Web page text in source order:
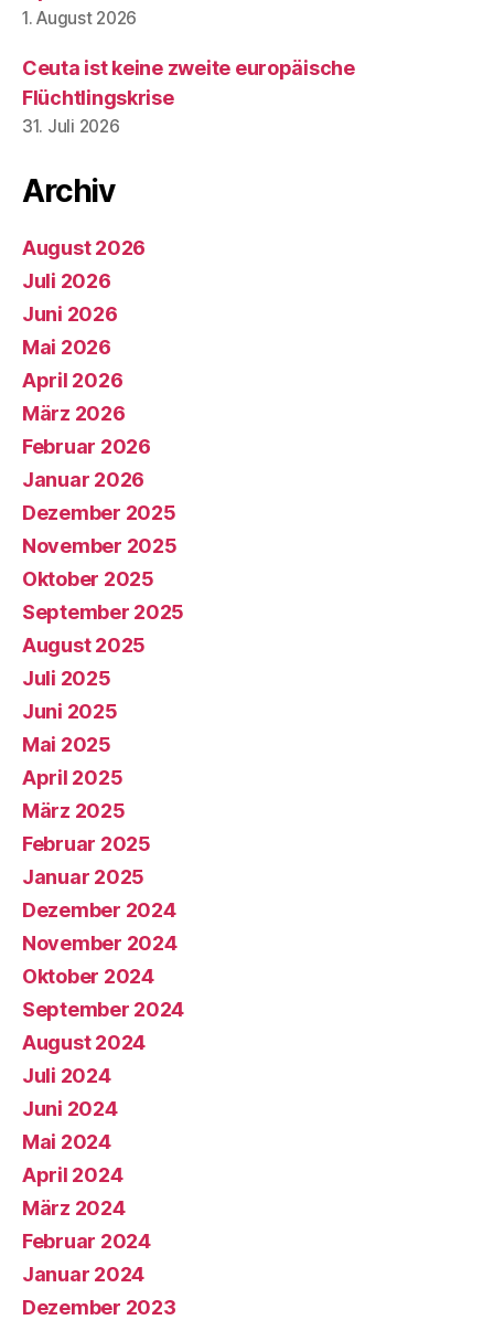
1. August 2026
Ceuta ist keine zweite europäische
Flüchtlingskrise
31. Juli 2026
Archiv
August 2026
Juli 2026
Juni 2026
Mai 2026
April 2026
März 2026
Februar 2026
Januar 2026
Dezember 2025
November 2025
Oktober 2025
September 2025
August 2025
Juli 2025
Juni 2025
Mai 2025
April 2025
März 2025
Februar 2025
Januar 2025
Dezember 2024
November 2024
Oktober 2024
September 2024
August 2024
Juli 2024
Juni 2024
Mai 2024
April 2024
März 2024
Februar 2024
Januar 2024
Dezember 2023